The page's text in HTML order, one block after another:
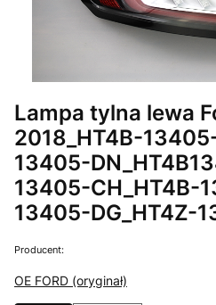
Lampa tylna lewa
2018_HT4B-
13405-
13405-CH_HT4B-
13405-DG_HT4Z-
Producent:
OE FORD (oryginał)